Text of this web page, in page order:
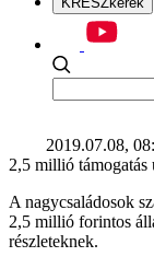
2019.07.08,
2,5 millió támogatás
A nagycsaládosok
2,5 millió forintos
részleteknek.